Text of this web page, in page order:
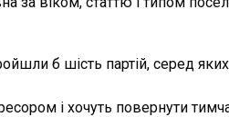
б шість партій, серед
і хочуть повернути